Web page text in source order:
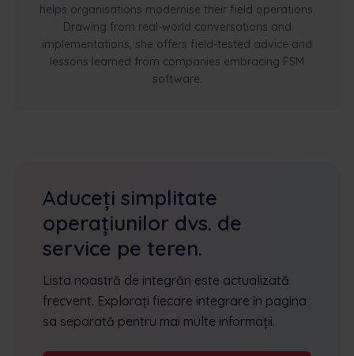
helps organisations modernise their field operations.
Drawing from real-world conversations and
implementations, she offers field-tested advice and
lessons learned from companies embracing FSM
software.
Aduceți simplitate
operațiunilor dvs. de
service pe teren.
Lista noastră de integrări este actualizată
frecvent. Explorați fiecare integrare în pagina
sa separată pentru mai multe informații.